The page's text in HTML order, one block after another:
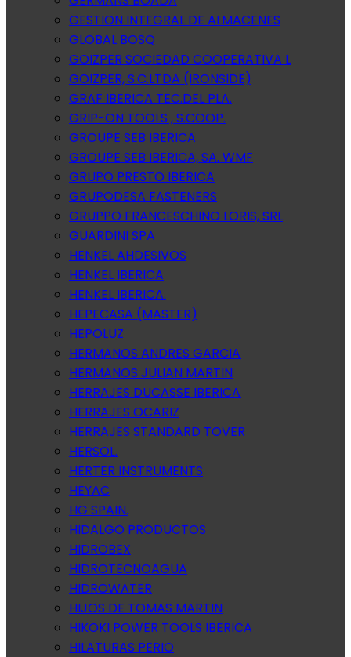
GESTION INTEGRAL DE ALMACENES
GLOBAL BOSQ
GOIZPER SOCIEDAD COOPERATIVA L
GOIZPER, S.C.LTDA (IRONSIDE)
GRAF IBERICA TEC.DEL PLA.
GRIP-ON TOOLS , S.COOP.
GROUPE SEB IBERICA
GROUPE SEB IBERICA, SA. WMF
GRUPO PRESTO IBERICA
GRUPODESA FASTENERS
GRUPPO FRANCESCHINO LORIS, SRL
GUARDINI SPA
HENKEL AHDESIVOS
HENKEL IBERICA
HENKEL IBERICA.
HEPECASA (MASTER)
HEPOLUZ
HERMANOS ANDRES GARCIA
HERMANOS JULIAN MARTIN
HERRAJES DUCASSE IBERICA
HERRAJES OCARIZ
HERRAJES STANDARD TOVER
HERSOL.
HERTER INSTRUMENTS
HEYAC
HG SPAIN.
HIDALGO PRODUCTOS
HIDROBEX
HIDROTECNOAGUA
HIDROWATER
HIJOS DE TOMAS MARTIN
HIKOKI POWER TOOLS IBERICA
HILATURAS PERIO